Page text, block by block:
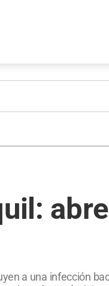
a una infección